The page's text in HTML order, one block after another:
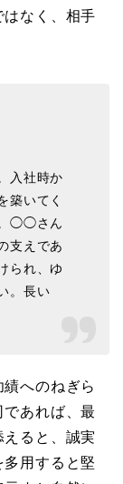
なく、相手
入社時か
築いてく
。◯◯さん
支えであ
られ、ゆ
。長い
へのねぎら
あれば、最
ると、誠実
用すると堅